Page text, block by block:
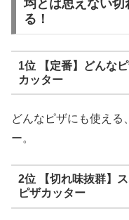
均とは思えない
る！
1位 【定番】どんな
カッター
どんなピザにも使える
ー。
2位 【切れ味抜群】
ピザカッター